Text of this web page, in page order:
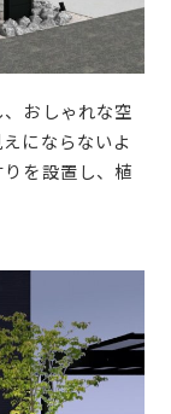
おしゃれな空
にならないよ
を設置し、植